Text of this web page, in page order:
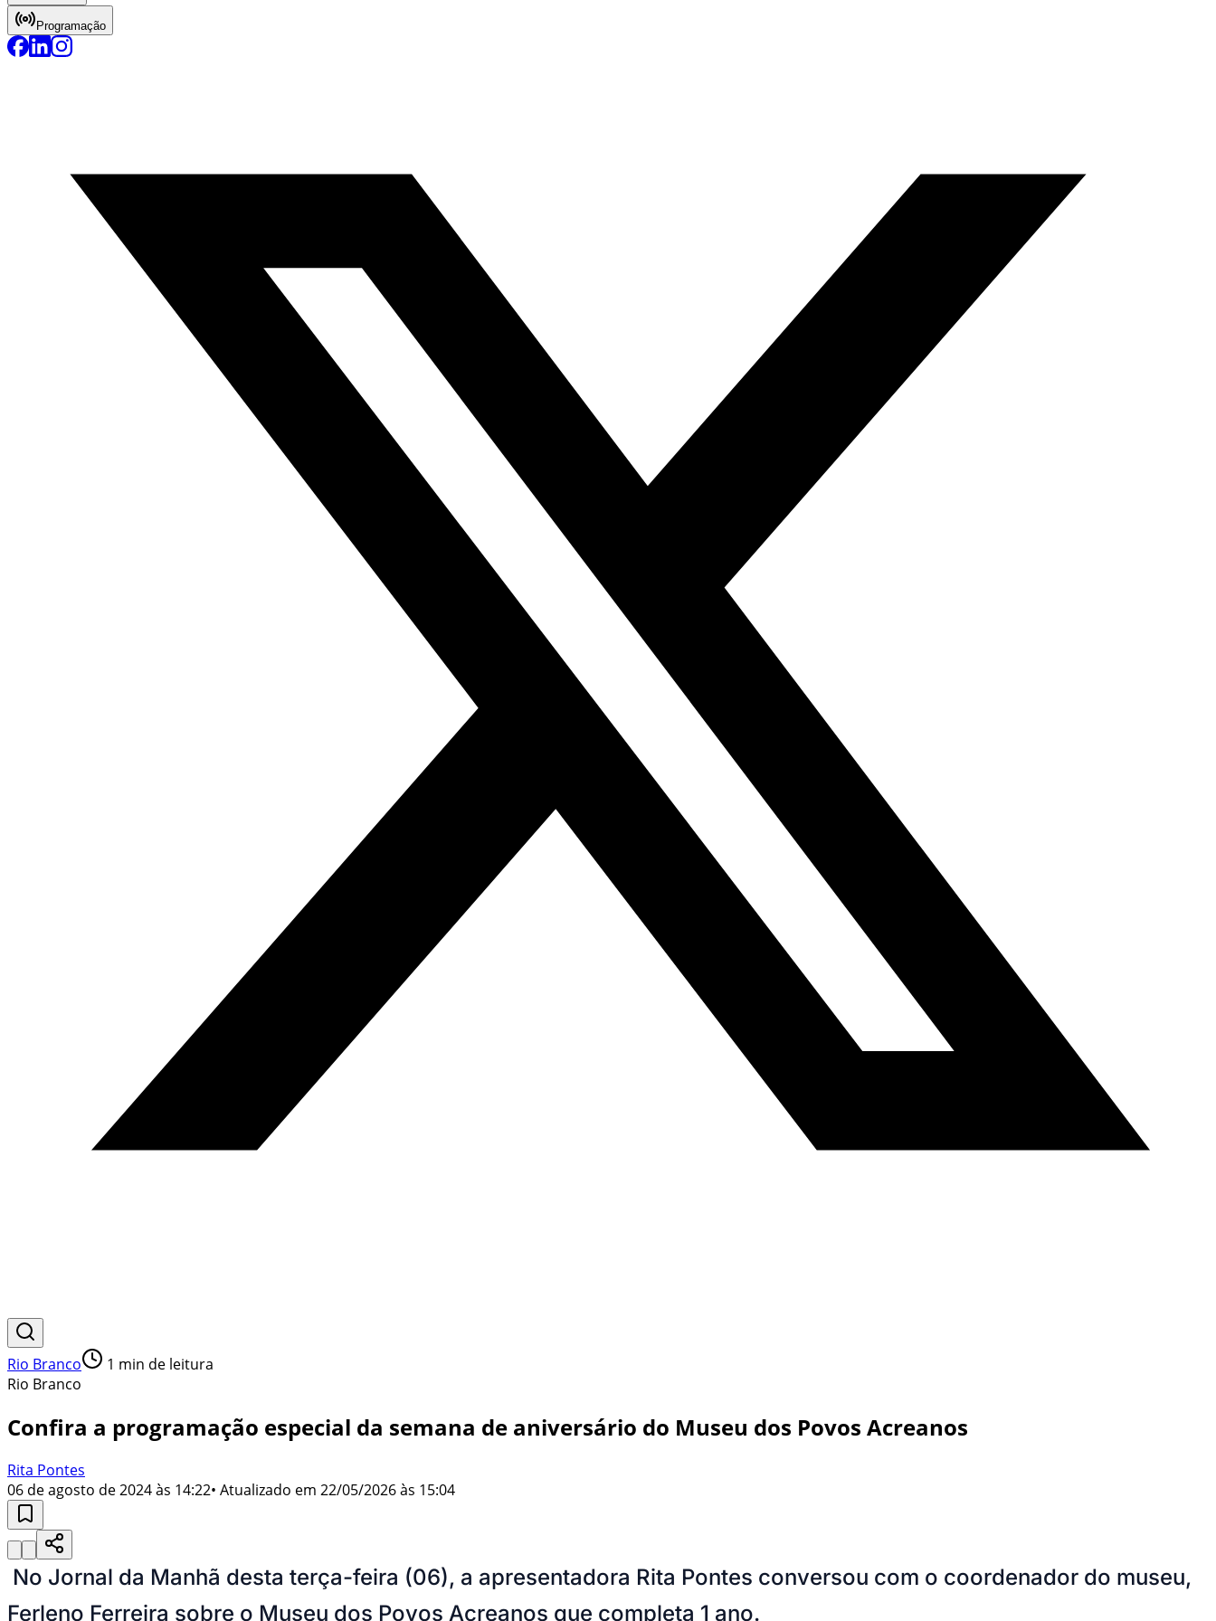
Programação
Rio Branco 1 min de leitura
Rio Branco
Confira a programação especial da semana de aniversário do Museu dos Povos Acreanos
Rita Pontes
06 de agosto de 2024 às 14:22• Atualizado em 22/05/2026 às 15:04
No Jornal da Manhã desta terça-feira (06), a apresentadora Rita Pontes conversou com o coordenador do museu,
Ferleno Ferreira sobre o Museu dos Povos Acreanos que completa 1 ano.